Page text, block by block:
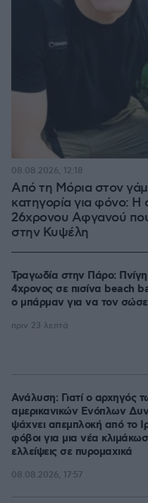
Από τη Μόρια στον
κατηγορία για φόνο: Η
26χρονου Αφγανού
στην Κυψέλη
08.08.2026, 12:18
Τραγωδία στην Πάρο:
4χρονος σε πισίνα beach
ο μπάρμαν για να τον
πριν 23 λεπτά
Ανάλυση: Γιατί ο αρχηγός
αμερικανικών Ενόπλων
ψάχνει απεμπλοκή από το
φόβοι για μια νέα
ελλείψεις σε πυρομαχικά
08.08.2026, 17:57